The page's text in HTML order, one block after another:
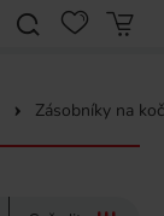
Zásobníky na